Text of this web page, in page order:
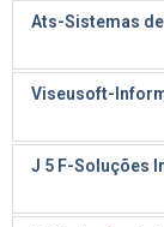
Ats-Sistemas
Viseusoft-
J 5 F-Soluções